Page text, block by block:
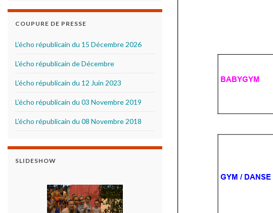
COUPURE DE PRESSE
L’écho républicain du 15 Décembre 2026
L’écho républicain de Décembre
L’écho républicain du 12 Juin 2023
L’écho républicain du 03 Novembre 2019
L’écho républicain du 08 Novembre 2018
SLIDESHOW